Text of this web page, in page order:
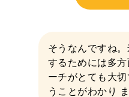
そうなんですね。
するためには多方
ーチがとても大
うことがわかり ま